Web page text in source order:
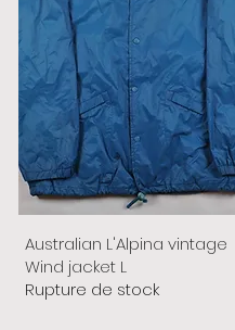
Australian L'Alpina vintage
Wind jacket L
Rupture de stock